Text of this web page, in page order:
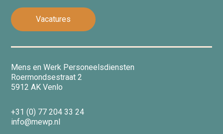
Social Return
Nieuws
Contact
Vacatures
Vacatures
Mens en Werk Personeelsdiensten
Roermondsestraat 2
5912 AK Venlo
+31 (0) 77 204 33 24
info@mewp.nl